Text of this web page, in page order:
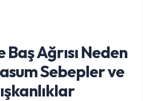
Baş Ağrısı Neden
Sebepler ve